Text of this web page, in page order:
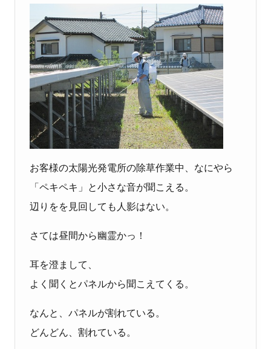
お客様の太陽光発電所の除草作業中、なにやら
「ペキペキ」と小さな音が聞こえる。
辺りをを見回しても人影はない。
さては昼間から幽霊かっ！
耳を澄まして、
よく聞くとパネルから聞こえてくる。
なんと、パネルが割れている。
どんどん、割れている。